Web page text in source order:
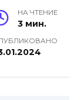
НА ЧТЕНИЕ
3 мин.